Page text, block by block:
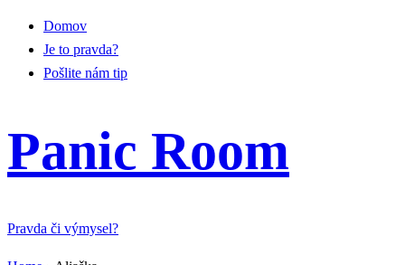
Domov
Je to pravda?
Pošlite nám tip
Panic Room
Pravda či výmysel?